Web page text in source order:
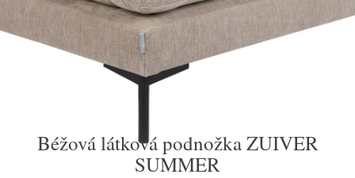
Béžová látková podnožka ZUIVER
SUMMER